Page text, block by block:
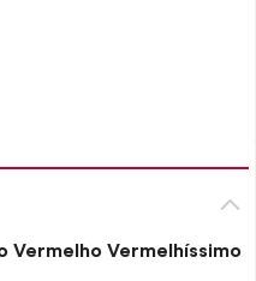
Vermelho Vermelhíssimo